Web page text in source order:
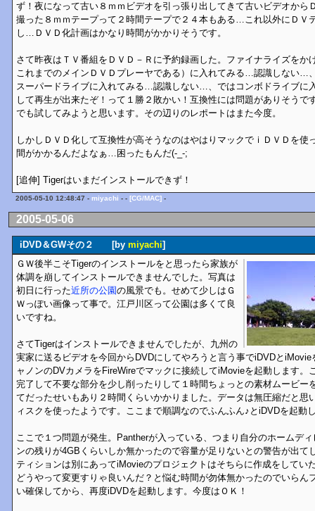
ず！夜になって古い８ｍｍビデオを引っ張り出してきて古いビデオから
撮った８ｍｍテープって２時間テープで２４本もある…これ以外にＤＶ
し…ＤＶＤ化計画はかなり時間がかかりそうです。
さて昨夜はＴＶ番組をＤＶＤ－Ｒに予約録画した。ファイナライズをか
これまでのメインＤＶＤプレーヤである）に入れてみる…認識しない…
スーパードライブに入れてみる…認識しない…、ではコンボドライブに
して再生が出来たぞ！って１勝２敗かい！互換性には問題がありそうで
でも試してみようと思います。その辺りのレポートはまた今度。
しかしＤＶＤ化して互換性が高そうなのはやはりマックでｉＤＶＤを使
間がかかるんだよなぁ…困ったもんだ(-_-;
[追伸] Tigerはいまだインストールできず！
2005-05-10 12:48:47 - miyachi - - [CG/MAC] -
2005-05-06
iDVD＆GWその２ [by miyachi]
ＧＷ後半こそTigerのインストールをと思ったら家族が
体調を崩してインストールできませんでした。写真は
初日に行った近所の公園の風景でも。せめて少しはＧ
Ｗっぽい画像って事で。江戸川区って公園は多くて良
いですね。
さてTigerはインストールできませんでしたが、九州の
実家に送るビデオを今回からDVDにしてやろうと言う事でiDVDと
ャノンのDVカメラをFireWireでマックに接続してiMovieを起動します。
完了して不要な部分を少し削ったりして１時間ちょっとの素材ムービー
てだったせいもあり２時間くらいかかりました。データは無圧縮だと思
ィスクを使ったようです。ここまで順調なのでふんふん♪とiDVDを起動
ここで１つ問題が発生。Pantherが入っている、つまり自分のホームデ
ンの残りが4GBくらいしか無かったので容量が足りないとの警告が出て
ティションは別にあってiMovieのプロジェクトはそちらに作成をして
どうやって変更すりゃ良いんだ？と悩む時間が勿体無かったのでいらん
い確保してから、再度iDVDを起動します。今度はＯＫ！